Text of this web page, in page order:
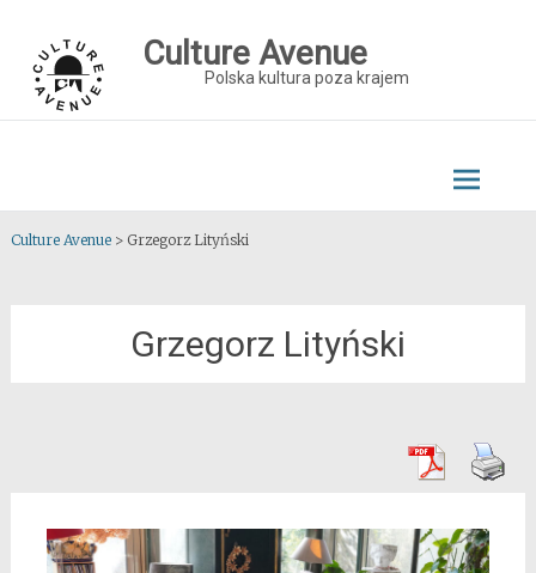
content
Culture Avenue
Polska kultura poza krajem
Culture Avenue> Grzegorz Lityński
Grzegorz Lityński